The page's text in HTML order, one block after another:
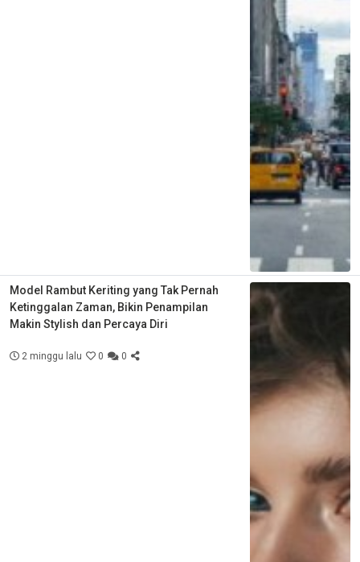
Model Rambut Keriting yang Tak Pernah
Ketinggalan Zaman, Bikin Penampilan
Makin Stylish dan Percaya Diri
2 minggu lalu 0 0